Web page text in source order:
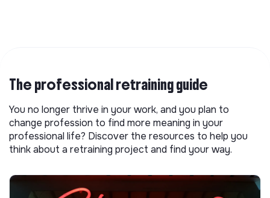
The professional retraining guide
You no longer thrive in your work, and you plan to
change profession to find more meaning in your
professional life? Discover the resources to help you
think about a retraining project and find your way.